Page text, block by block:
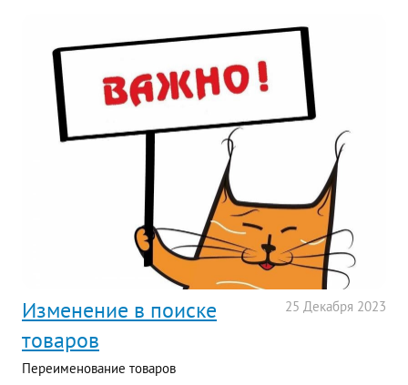
25 Декабря 2023
Изменение в поиске
товаров
Переименование товаров